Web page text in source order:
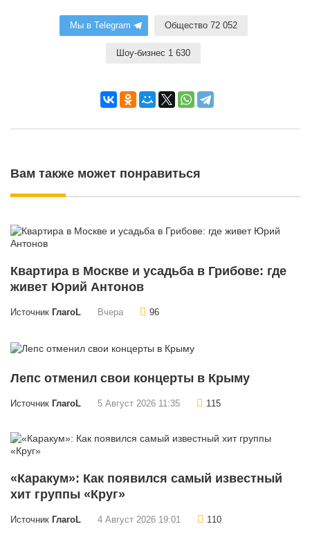
Мы в Telegram Общество 72 052
Шоу-бизнес 1 630
Вам также может понравиться
Квартира в Москве и усадьба в Грибове: где
живет Юрий Антонов
Источник ГлагоL Вчера 96
Лепс отменил свои концерты в Крыму
Источник ГлагоL 5 Август 2026 11:35 115
«Каракум»: Как появился самый известный
хит группы «Круг»
Источник ГлагоL 4 Август 2026 19:01 110